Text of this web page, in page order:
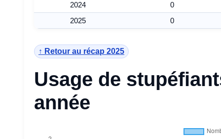
2024
0
2025
0
↑ Retour au récap 2025
Usage de
année